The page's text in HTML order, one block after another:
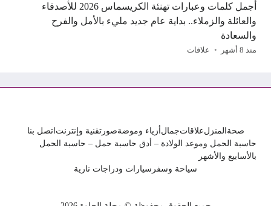
أجمل كلمات وعبارات تهنئة الكريسماس 2026 للأصدقاء
والعائلة والزملاء.. بداية عام جديد مليء بالأمل والفرح
والسعادة
منذ 8 أشهر علاقات
صحةالمنزلعلاقاتجمالأزياء وموضةصورتقنية وإنترنتاتصل بنا
حاسبة الحمل وموعد الولادة – أدق حاسبة حمل – حاسبة الحمل
بالأسابيع والأشهر
سياحة وسفر سيارات ودراجات نارية